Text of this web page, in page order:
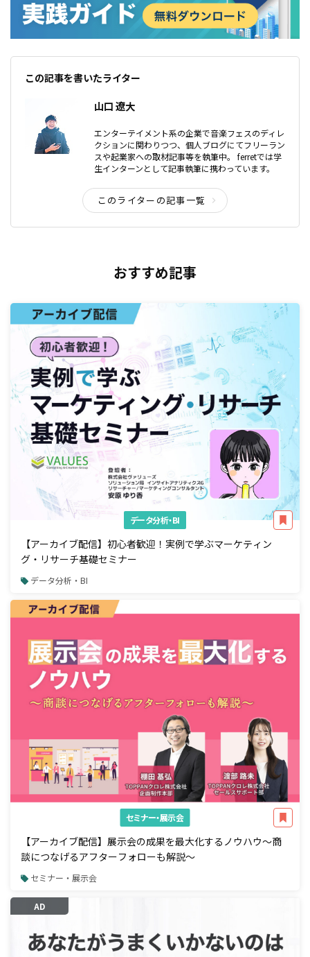
この記事を書いたライター
山口 遼大
エンターテイメント系の企業で音楽フェスのディレ
クションに関わりつつ、個人ブログにてフリーラン
スや起業家への取材記事等を執筆中。 ferretでは学
生インターンとして記事執筆に携わっています。
このライターの記事一覧
おすすめ記事
データ分析・BI
【アーカイブ配信】初心者歓迎！実例で学ぶマーケティン
グ・リサーチ基礎セミナー
データ分析・BI
セミナー・展示会
【アーカイブ配信】展示会の成果を最大化するノウハウ～商
談につなげるアフターフォローも解説～
セミナー・展示会
AD